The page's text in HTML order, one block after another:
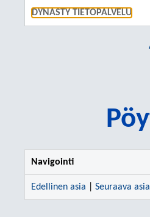
DYNASTY TIETOPALVELU
Navigointi
Edellinen asia Seuraava asia